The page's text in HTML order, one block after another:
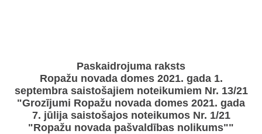
Paskaidrojuma raksts
Ropažu novada domes 2021. gada 1.
septembra saistošajiem noteikumiem Nr. 13/21
"Grozījumi Ropažu novada domes 2021. gada
7. jūlija saistošajos noteikumos Nr. 1/21
"Ropažu novada pašvaldības nolikums""